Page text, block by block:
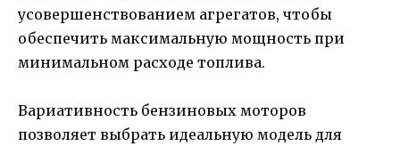
усовершенствованием агрегатов, чтобы
обеспечить максимальную мощность при
минимальном расходе топлива.
Вариативность бензиновых моторов
позволяет выбрать идеальную модель для